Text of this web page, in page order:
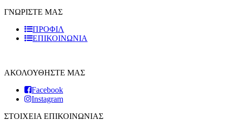
ΓΝΩΡΙΣΤΕ ΜΑΣ
ΠΡΟΦΙΛ
ΕΠΙΚΟΙΝΩΝΙΑ
ΑΚΟΛΟΥΘΗΣΤΕ ΜΑΣ
Facebook
Instagram
ΣΤΟΙΧΕΙΑ ΕΠΙΚΟΙΝΩΝΙΑΣ